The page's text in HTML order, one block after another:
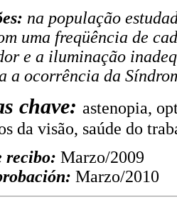
na população
uma freqüência de
e a iluminação
a ocorrência da
chave: astenopia,
da visão, saúde do
recibo: Marzo/2009
Marzo/2010